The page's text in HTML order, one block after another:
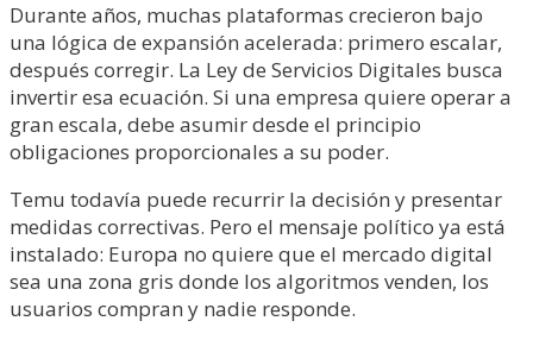
Durante años, muchas plataformas crecieron bajo
una lógica de expansión acelerada: primero escalar,
después corregir. La Ley de Servicios Digitales busca
invertir esa ecuación. Si una empresa quiere operar a
gran escala, debe asumir desde el principio
obligaciones proporcionales a su poder.
Temu todavía puede recurrir la decisión y presentar
medidas correctivas. Pero el mensaje político ya está
instalado: Europa no quiere que el mercado digital
sea una zona gris donde los algoritmos venden, los
usuarios compran y nadie responde.